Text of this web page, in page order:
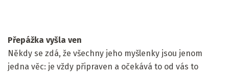
Přepážka vyšla ven
Někdy se zdá, že všechny jeho myšlenky jsou jenom
jedna věc: je vždy připraven a očekává to od vás to